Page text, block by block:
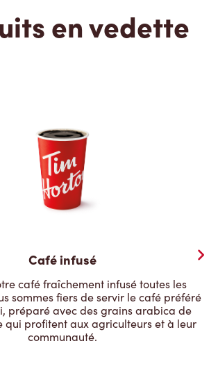
en vedette
Café infusé
café fraîchement infusé toutes les
sommes fiers de servir le café préféré
préparé avec des grains arabica de
qui profitent aux agriculteurs et à leur
communauté.